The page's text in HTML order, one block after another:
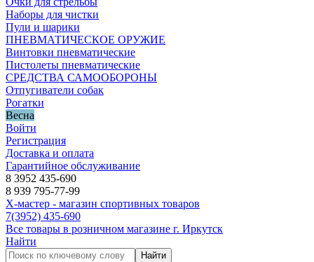
Наборы для чистки
Пули и шарики
ПНЕВМАТИЧЕСКОЕ ОРУЖИЕ
Винтовки пневматические
Пистолеты пневматические
СРЕДСТВА САМООБОРОНЫ
Отпугиватели собак
Рогатки
Весна
Войти
Регистрация
Доставка и оплата
Гарантийное обслуживание
8 3952 435-690
8 939 795-77-99
Х-мастер - магазин спортивных товаров
7(3952) 435-690
Все товары в розничном магазине г. Иркутск
Найти
Найти